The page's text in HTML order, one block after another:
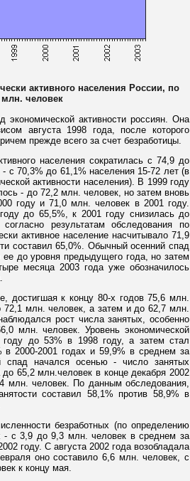
активного населения России, по
млн. человек
активности россиян. Она
августа 1998 года, после которого
прежде всего за счет безработицы.
населения сократилась с 74,9 до
с 70,3% до 61,1% населения 15-72 лет (в
активности населения). В 1999 году
- до 72,2 млн. человек, но затем вновь
году и 71,0 млн. человек в 2001 году.
до 65,5%, к 2001 году снизилась до
результатам обследования по
активное население насчитывало 71,9
составил 65,0%. Обычный осенний спад
до уровня предыдущего года, но затем
месяца 2003 года уже обозначилось
достигшая к концу 80-х годов 75,6 млн.
72,1 млн. человек, а затем и до 62,7 млн.
рост числа занятых, особенно
млн. человек. Уровень экономической
году до 53% в 1998 году, а затем стал
в 2000-2001 годах и 59,9% в среднем за
спад начался осенью - число занятых
65,2 млн.человек в конце декабря 2002
млн. человек. По данным обследования,
составил 58,1% против 58,9% в
безработных (по определению
- с 3,9 до 9,3 млн. человек в среднем за
году. С августа 2002 года возобладала
оно составило 6,6 млн. человек, с
к концу мая.